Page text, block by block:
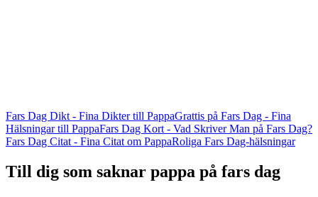
Fars Dag Dikt - Fina Dikter till PappaGrattis på Fars Dag - Fina
Hälsningar till PappaFars Dag Kort - Vad Skriver Man på Fars Dag?
Fars Dag Citat - Fina Citat om PappaRoliga Fars Dag-hälsningar
Till dig som saknar pappa på fars dag